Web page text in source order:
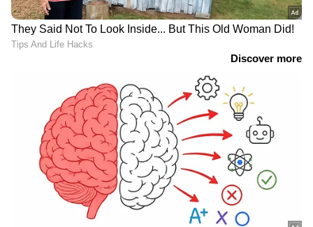
ഫരീദാബാദില്‍ സ്‌കൂള്‍
വരാന്തയില്‍ അധ്യാപികയെ
വിവാഹത്തിന് നിർബന്ധിച്ചു;
വാക്കുതർക്കത്തിന് പിന്നാലെ
നൃത്ത അധ്യാപികയെ കഴുത്തു
ഞെരിച്ച് കൊലപ്പെടുത്തി